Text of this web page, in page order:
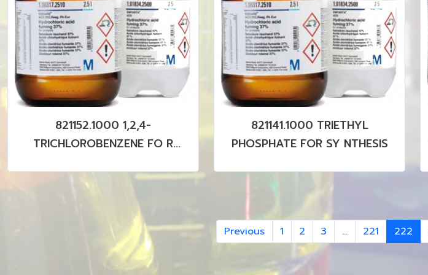
821152.1000 1,2,4-
TRICHLOROBENZENE FO R
821141.1000 TRIETHYL
PHOSPHATE FOR SY NTHESIS
Previous 1 2 3 ... 221 222